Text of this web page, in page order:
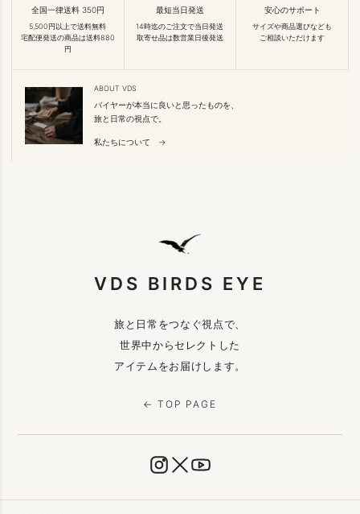
全国一律送料 350円
5,500円以上で送料無料
宅配便発送の商品は送料880
円
最短当日発送
14時迄のご注文で当日発送
取寄せ品は数営業日後発送
安心のサポート
サイズや商品選びなども
ご相談いただけます
ABOUT VDS
バイヤーが本当に良いと思ったものを、
旅と日常の視点で。
私たちについて →
VDS BIRDS EYE
旅と日常をつなぐ視点で、
世界中からセレクトした
アイテムをお届けします。
← TOP PAGE